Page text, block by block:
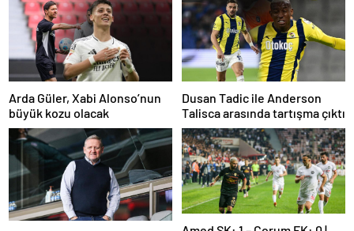
Arda Güler, Xabi Alonso’nun
büyük kozu olacak
Dusan Tadic ile Anderson
Talisca arasında tartışma çıktı